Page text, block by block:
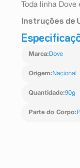
Toda linha
Instruções de
Primeiro,
Marca: Dove
Origem: Nacional
Quantidade:90g
Parte do Corpo: